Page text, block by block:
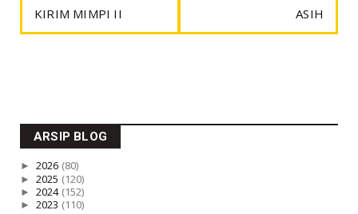
KIRIM MIMPI II
ASIH
ARSIP BLOG
► 2026 (80)
► 2025 (120)
► 2024 (152)
► 2023 (110)